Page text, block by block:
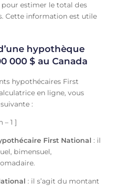
pour estimer le total des
Cette information est utile
hypothèque
000 $ au Canada
hypothécaires First
en ligne, vous
:
– 1 ]
First National : il
bimensuel,
: il s’agit du montant